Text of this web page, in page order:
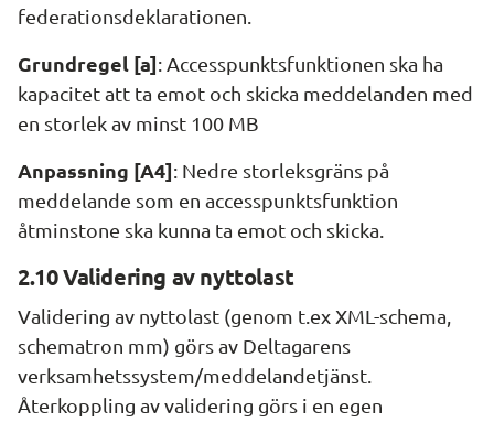
federationsdeklarationen.
Grundregel [a]: Accesspunktsfunktionen ska ha
kapacitet att ta emot och skicka meddelanden med
en storlek av minst 100 MB
Anpassning [A4]: Nedre storleksgräns på
meddelande som en accesspunktsfunktion
åtminstone ska kunna ta emot och skicka.
2.10 Validering av nyttolast
Validering av nyttolast (genom t.ex XML-schema,
schematron mm) görs av Deltagarens
verksamhetssystem/meddelandetjänst.
Återkoppling av validering görs i en egen